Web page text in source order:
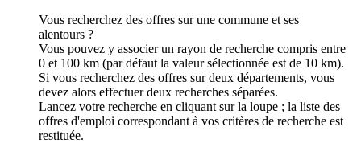
Vous recherchez des offres sur une commune et ses
alentours ?
Vous pouvez y associer un rayon de recherche compris entre
0 et 100 km (par défaut la valeur sélectionnée est de 10 km).
Si vous recherchez des offres sur deux départements, vous
devez alors effectuer deux recherches séparées.
Lancez votre recherche en cliquant sur la loupe ; la liste des
offres d'emploi correspondant à vos critères de recherche est
restituée.